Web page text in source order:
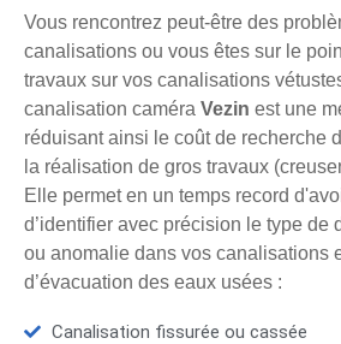
Vous rencontrez peut-être des
canalisations ou vous êtes sur le
travaux sur vos canalisations
canalisation caméra Vezin est une
réduisant ainsi le coût de recherche
la réalisation de gros travaux
Elle permet en un temps record
d’identifier avec précision le type de
ou anomalie dans vos canalisations
d’évacuation des eaux usées :
Canalisation fissurée ou cassée